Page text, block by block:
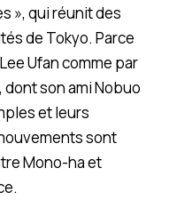
», qui réunit des
de Tokyo. Parce
Ufan comme par
son ami Nobuo
et leurs
sont
Mono-ha et